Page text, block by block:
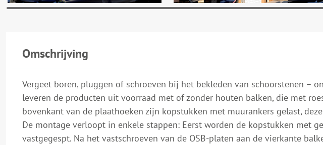
Omschrijving
Vergeet boren, pluggen of schroeven bij het bekleden van schoorstenen –
leveren de producten uit voorraad met of zonder houten balken, die met
bovenkant van de plaathoeken zijn kopstukken met muurankers gelast,
De montage verloopt in enkele stappen: Eerst worden de kopstukken met
vastgegespt. Na het vastschroeven van de OSB-platen aan de vierkante